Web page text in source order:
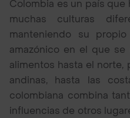
Colombia es un país
muchas culturas
manteniendo su
amazónico en el que
alimentos hasta el norte,
andinas, hasta las
colombiana combina
influencias de otros